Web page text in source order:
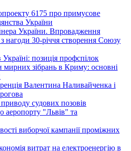
6175 про примусове
України
України. Впровадження
нагоди 30-річчя створення Союзу
позиція профспілок
зібрань в Криму: основні
Валентина Наливайченка і
судових позовів
аеропорту "Львів" та
виборчої кампанії проміжних
витрат на електроенергію в